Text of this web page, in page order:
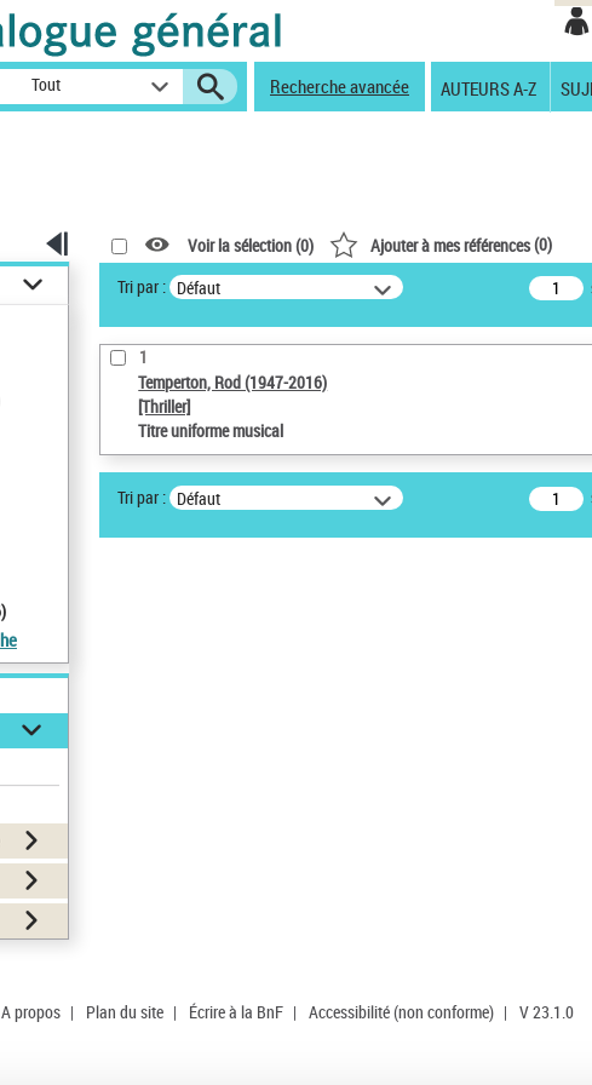
Tout Recherche avancée AUTEURS A-Z
Voir la sélection (0) Ajouter à mes références(0)
Tri par : Défaut
1
Temperton, Rod (1947-2016)
[Thriller]
Titre uniforme musical
Tri par : Défaut
A propos | Plan du site | Écrire à la BnF | Accessibilité (non conforme) | V 23.1.0